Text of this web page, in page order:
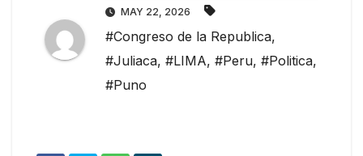
MAY 22, 2026
#Congreso de la Republica,
#Juliaca, #LIMA, #Peru, #Politica,
#Puno